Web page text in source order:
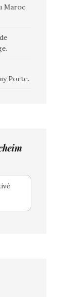
Maroc
Porte.